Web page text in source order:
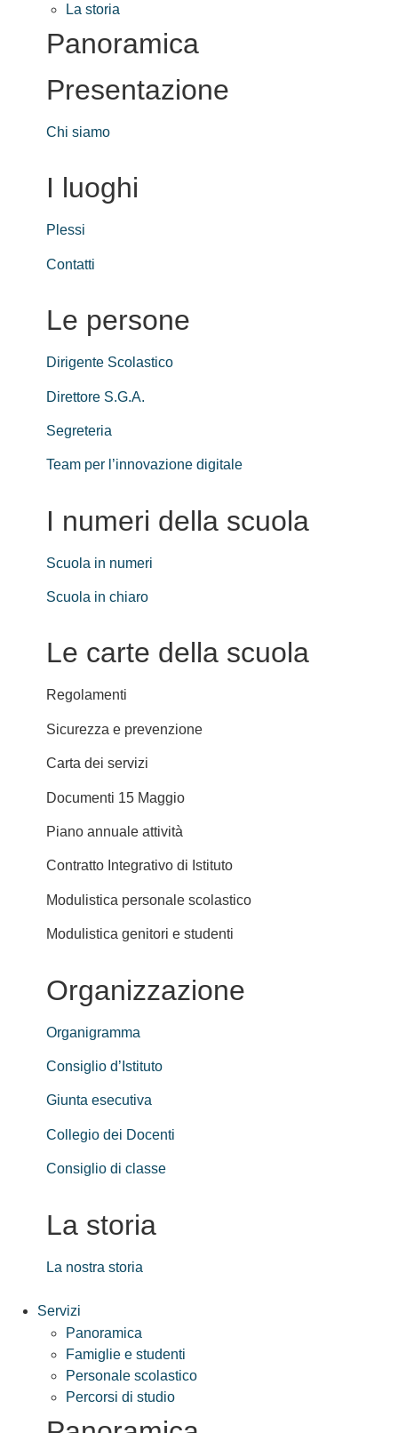
La storia
Panoramica
Presentazione
Chi siamo
I luoghi
Plessi
Contatti
Le persone
Dirigente Scolastico
Direttore S.G.A.
Segreteria
Team per l’innovazione digitale
I numeri della scuola
Scuola in numeri
Scuola in chiaro
Le carte della scuola
Regolamenti
Sicurezza e prevenzione
Carta dei servizi
Documenti 15 Maggio
Piano annuale attività
Contratto Integrativo di Istituto
Modulistica personale scolastico
Modulistica genitori e studenti
Organizzazione
Organigramma
Consiglio d’Istituto
Giunta esecutiva
Collegio dei Docenti
Consiglio di classe
La storia
La nostra storia
Servizi
Panoramica
Famiglie e studenti
Personale scolastico
Percorsi di studio